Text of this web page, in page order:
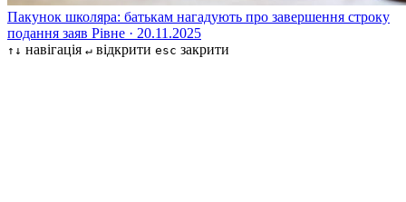
Пакунок школяра: батькам нагадують про завершення строку
подання заяв Рівне · 20.11.2025
↑↓ навігація ↵ відкрити esc закрити